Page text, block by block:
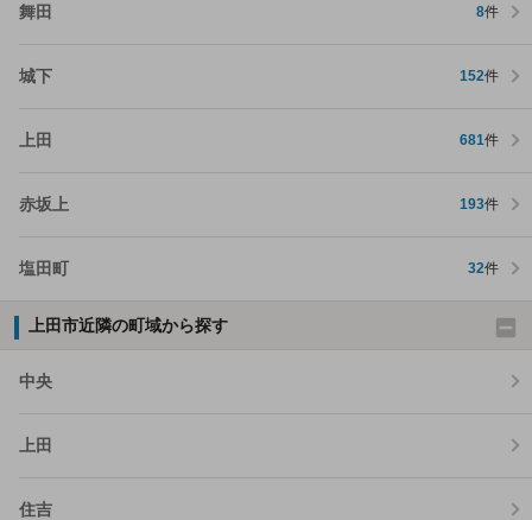
舞田 8件
城下 152件
上田 681件
赤坂上 193件
塩田町 32件
上田市近隣の町域から探す
中央
上田
住吉